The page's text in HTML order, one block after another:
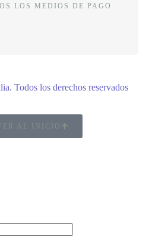
LOS MEDIOS DE PAGO
. Todos los derechos reservados
AL INICIO